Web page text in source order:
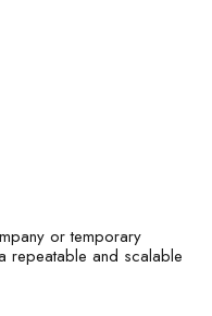
or temporary
repeatable and scalable